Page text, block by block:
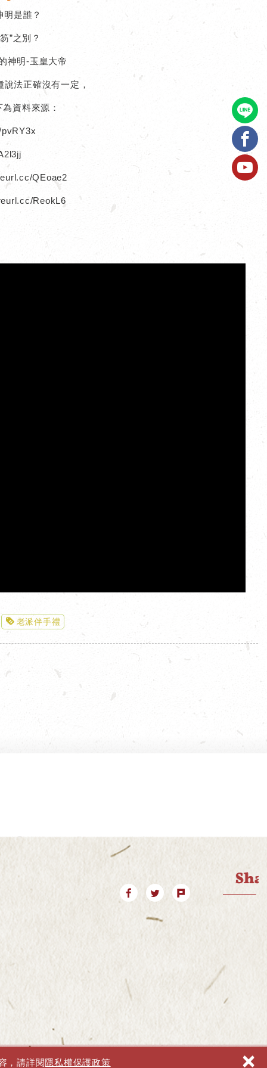
，請詳閱隱私權保護政策 ×
是誰？
”之別？
神明-玉皇大帝
法正確沒有一定，
資料來源：
QEoae2
ReokL6
老派伴手禮
桃店All Rights Reserved.隱私權保護政策 網頁設計 │ Newscan